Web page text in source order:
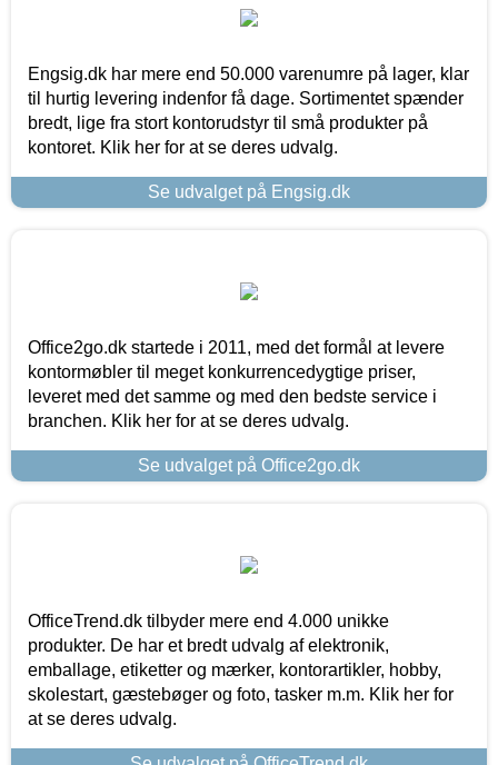
Engsig.dk har mere end 50.000 varenumre på lager, klar
til hurtig levering indenfor få dage. Sortimentet spænder
bredt, lige fra stort kontorudstyr til små produkter på
kontoret. Klik her for at se deres udvalg.
Se udvalget på Engsig.dk
Office2go.dk startede i 2011, med det formål at levere
kontormøbler til meget konkurrencedygtige priser,
leveret med det samme og med den bedste service i
branchen. Klik her for at se deres udvalg.
Se udvalget på Office2go.dk
OfficeTrend.dk tilbyder mere end 4.000 unikke
produkter. De har et bredt udvalg af elektronik,
emballage, etiketter og mærker, kontorartikler, hobby,
skolestart, gæstebøger og foto, tasker m.m. Klik her for
at se deres udvalg.